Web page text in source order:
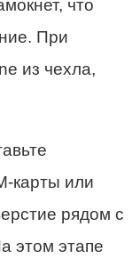
что
При
из чехла,
карты или
рядом с
этом этапе